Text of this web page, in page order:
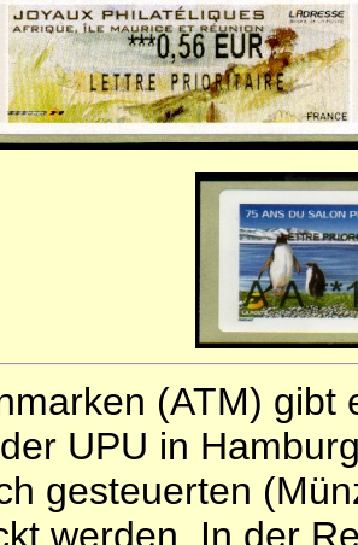
(ATM)
UPU in
gesteuerten
werden. In der